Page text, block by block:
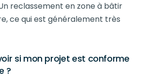
reclassement en zone à bâtir
ce qui est généralement très
si mon projet est conforme
?